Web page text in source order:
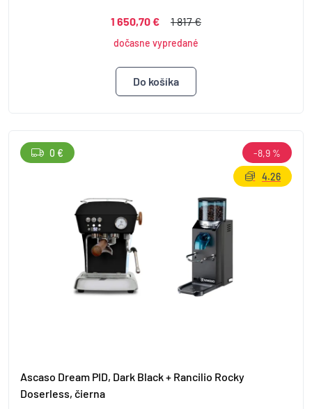
1 650,70 € 1 817 €
dočasne vypredané
Ascaso Dream PID, Dark Black + Rancilio Rocky
Doserless, čierna
0 €
-8,9 %
4.26